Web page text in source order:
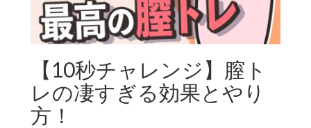
【10秒チャレンジ】膣ト
レの凄すぎる効果とやり
方！